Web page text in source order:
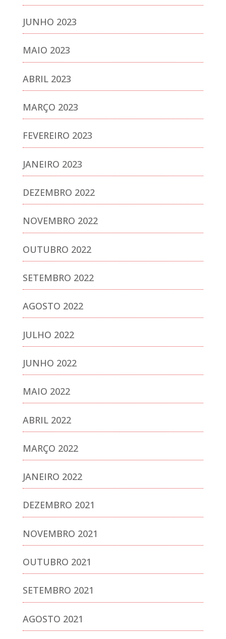
JUNHO 2023
MAIO 2023
ABRIL 2023
MARÇO 2023
FEVEREIRO 2023
JANEIRO 2023
DEZEMBRO 2022
NOVEMBRO 2022
OUTUBRO 2022
SETEMBRO 2022
AGOSTO 2022
JULHO 2022
JUNHO 2022
MAIO 2022
ABRIL 2022
MARÇO 2022
JANEIRO 2022
DEZEMBRO 2021
NOVEMBRO 2021
OUTUBRO 2021
SETEMBRO 2021
AGOSTO 2021